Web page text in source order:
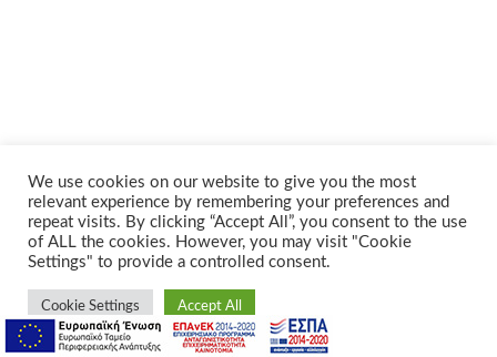
We use cookies on our website to give you the most
relevant experience by remembering your preferences and
repeat visits. By clicking “Accept All”, you consent to the use
of ALL the cookies. However, you may visit "Cookie
Settings" to provide a controlled consent.
Cookie Settings Accept All